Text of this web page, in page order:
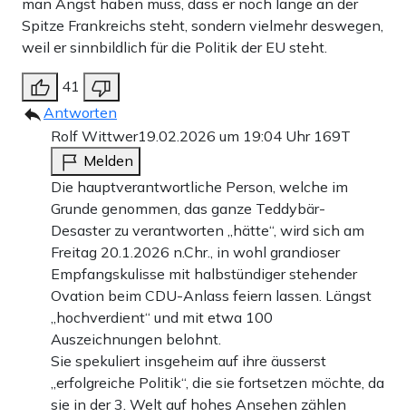
man Angst haben muss, dass er noch lange an der
Spitze Frankreichs steht, sondern vielmehr deswegen,
weil er sinnbildlich für die Politik der EU steht.
41
Antworten
Rolf Wittwer19.02.2026 um 19:04 Uhr 169T
Melden
Die hauptverantwortliche Person, welche im
Grunde genommen, das ganze Teddybär-
Desaster zu verantworten „hätte“, wird sich am
Freitag 20.1.2026 n.Chr., in wohl grandioser
Empfangskulisse mit halbstündiger stehender
Ovation beim CDU-Anlass feiern lassen. Längst
„hochverdient“ und mit etwa 100
Auszeichnungen belohnt.
Sie spekuliert insgeheim auf ihre äusserst
„erfolgreiche Politik“, die sie fortsetzen möchte, da
sie in der 3. Welt auf hohes Ansehen zählen